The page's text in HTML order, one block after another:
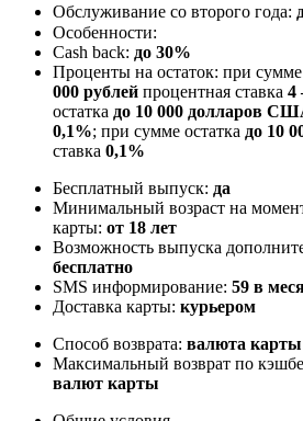
Обслуживание со второго года:
Особенности:
Cash back: до 30%
Проценты на остаток: при сумме
000 рублей процентная ставка 4
остатка до 10 000 долларов
0,1%; при сумме остатка до 10
ставка 0,1%
Бесплатный выпуск: да
Минимальный возраст на
карты: от 18 лет
Возможность выпуска
бесплатно
SMS информирование: 59 в
Доставка карты: курьером
Способ возврата: валюта карты
Максимальный возврат по
валют карты